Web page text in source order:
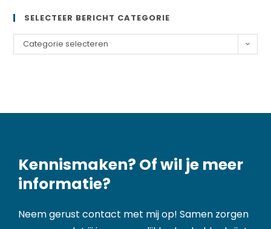
SELECTEER BERICHT CATEGORIE
Categorie selecteren
Kennismaken? Of wil je meer
informatie?
Neem gerust contact met mij op! Samen zorgen